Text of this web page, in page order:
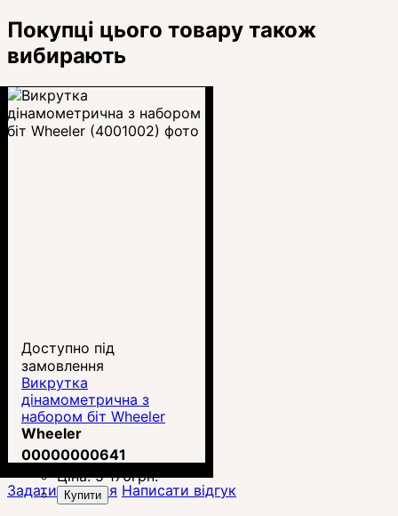
Покупці цього товару також
вибирають
Доступно під
замовлення
Викрутка
дінамометрична з
набором біт Wheeler
(4001002)
Wheeler
00000000641
Ціна:5 170грн.
Купити
Задати питання Написати відгук